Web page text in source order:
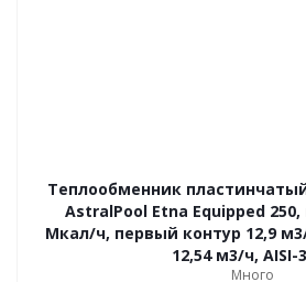
Теплообменник
AstralPool Etna Equipped
Мкал/ч, первый контур 12,9
12,54 м3/ч, AISI-
Много